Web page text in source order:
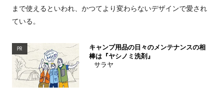
まで使えるといわれ、かつてより変わらないデザインで愛され
ている。
PR
キャンプ用品の日々のメンテナンスの相
棒は『ヤシノミ洗剤』
サラヤ